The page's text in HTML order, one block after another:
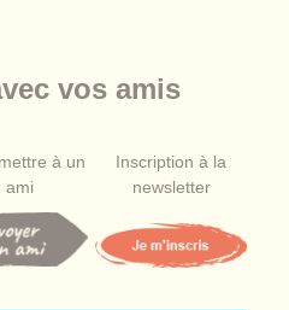
vos amis
à un
ami
Inscription à la
newsletter